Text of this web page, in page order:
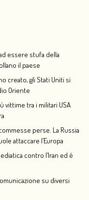
essere stufa della
il paese
creato, gli Stati Uniti si
Oriente
vittime tra i militari USA
perse. La Russia
attaccare l’Europa
contro l’Iran ed è
su diversi